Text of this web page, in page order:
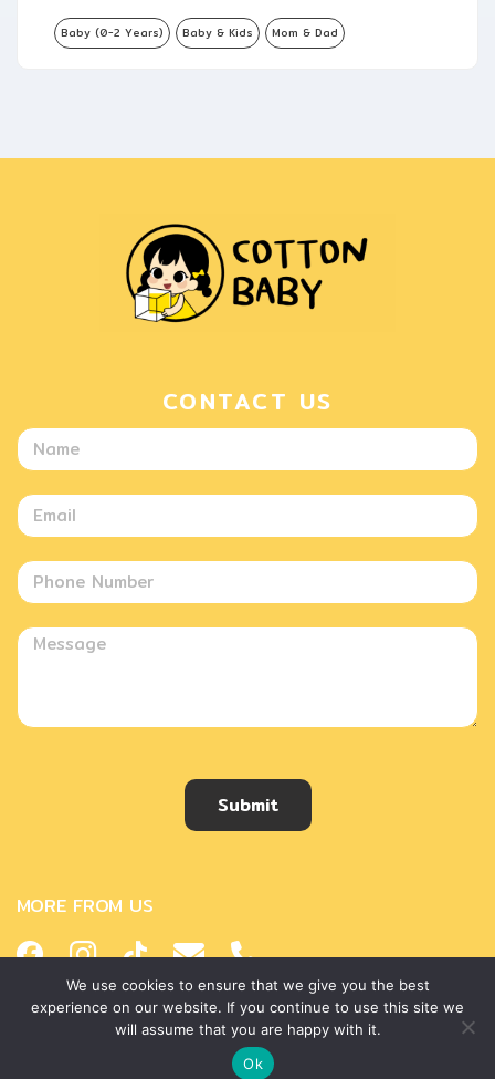
Baby (0-2 Years) Baby & Kids Mom & Dad
CONTACT US
Submit
MORE FROM US
Copyright © 2018 Helena Thailand. All rights reserved.
We use cookies to ensure that we give you the best
experience on our website. If you continue to use this site we
will assume that you are happy with it.
Ok